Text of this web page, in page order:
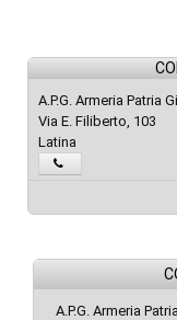
A.P.G. Armeria Patria
Via E. Filiberto, 103
Latina
A.P.G. Armeria